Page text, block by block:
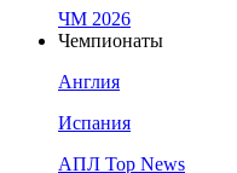
ЧМ 2026
Чемпионаты
Англия
Испания
АПЛ Top News